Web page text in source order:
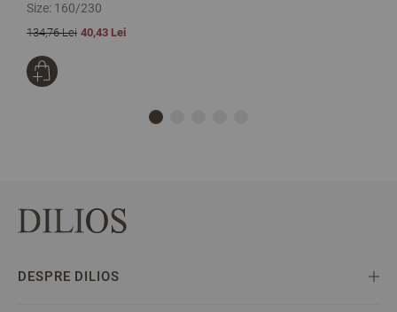
Size: 160/230
134,76 Lei 40,43 Lei
DESPRE DILIOS